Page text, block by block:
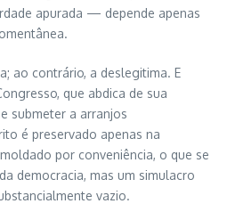
apurada — depende apenas
ao contrário, a deslegitima. E
que abdica de sua
submeter a arranjos
é preservado apenas na
por conveniência, o que se
democracia, mas um simulacro
vazio.